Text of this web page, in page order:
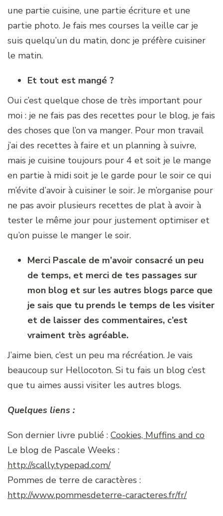
une partie cuisine, une partie écriture et une
partie photo. Je fais mes courses la veille car je
suis quelqu’un du matin, donc je préfère cuisiner
le matin.
Et tout est mangé ?
Oui c’est quelque chose de très important pour
moi : je ne fais pas des recettes pour le blog, je fais
des choses que l’on va manger. Pour mon travail
j’ai des recettes à faire et un planning à suivre,
mais je cuisine toujours pour 4 et soit je le mange
en partie à midi soit je le garde pour le soir ce qui
m’évite d’avoir à cuisiner le soir. Je m’organise pour
ne pas avoir plusieurs recettes de plat à avoir à
tester le même jour pour justement optimiser et
qu’on puisse le manger le soir.
Merci Pascale de m’avoir consacré un peu
de temps, et merci de tes passages sur
mon blog et sur les autres blogs parce que
je sais que tu prends le temps de les visiter
et de laisser des commentaires, c’est
vraiment très agréable.
J’aime bien, c’est un peu ma récréation. Je vais
beaucoup sur Hellocoton. Si tu fais un blog c’est
que tu aimes aussi visiter les autres blogs.
Quelques liens :
Son dernier livre publié : Cookies, Muffins and co
Le blog de Pascale Weeks :
http://scally.typepad.com/
Pommes de terre de caractères :
http://www.pommesdeterre-caracteres.fr/fr/